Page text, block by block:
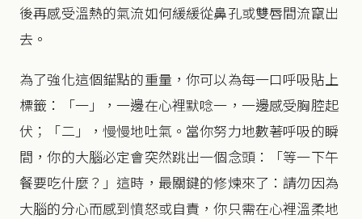
後再感受溫熱的氣流如何緩緩從鼻孔或雙唇間流竄出
去。
為了強化這個錨點的重量，你可以為每一口呼吸貼上
標籤：「一」，一邊在心裡默唸一，一邊感受胸腔起
伏；「二」，慢慢地吐氣。當你努力地數著呼吸的瞬
間，你的大腦必定會突然跳出一個念頭：「等一下午
餐要吃什麼？」這時，最關鍵的修煉來了：請勿因為
大腦的分心而感到憤怒或自責，你只需在心裡溫柔地